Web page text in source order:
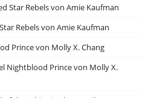
Star Rebels von Amie Kaufman
Rebels von Amie Kaufman
Prince von Molly X. Chang
Nightblood Prince von Molly X.